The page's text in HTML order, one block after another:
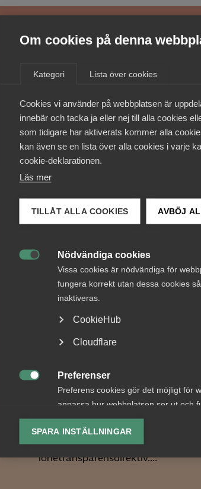
Om cookies på denna
Kategori Lista över cookies
Cookies vi använder på webbplatsen är
innebär och tacka ja eller nej till alla cookies
som tidigare har aktiverats kommer alla
kan även se en lista över alla cookies i varje
cookie-deklarationen.
Läs mer
TILLÅT ALLA COOKIES AVBÖJ
Nödvändiga cookies
Vissa cookies är nödvändiga för
fungera korrekt utan dessa cookies
inaktiveras.
CookieHub
Cloudflare
Preferenser
Preferens cookies gör det möjligt för
anpassa hur webbplatsen ser ut och
lagring av vald valuta, region, språk

Analys-cookies
Analyseringscookies hjälper oss
SPARA INSTÄLLNINGAR
för medlemmar
Bli medlem
AV DETTA?
av Almega i Lag &
Avtal
senarelägger de lagändringar som
ska genomföra EU:s
lönetransparensdirektiv....